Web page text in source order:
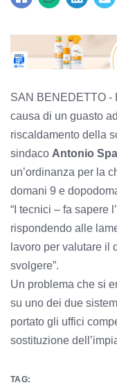
SAN BENEDETTO -
causa di un guasto
riscaldamento della
sindaco Antonio
un’ordinanza per la
domani 9 e
“I tecnici – fa sapere
rispondendo alle
lavoro per valutare il
svolgere”.
Un problema che si
su uno dei due
portato gli uffici
sostituzione
TAG: